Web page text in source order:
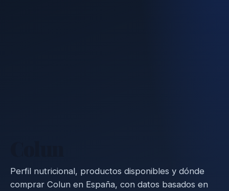
Perfil nutricional, productos disponibles y dónde
comprar Colun en España, con datos basados en